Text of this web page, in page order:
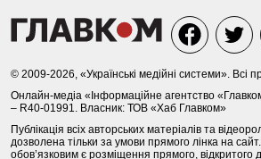
© 2009-2026, «Українські медійні системи». Всі
Онлайн-медіа «Інформаційне агентство
– R40-01991. Власник: ТОВ «Хаб Главком»
Публікація всіх авторських матеріалів та
дозволена тільки за умови прямого лінка на
обов’язковим є розміщення прямого,